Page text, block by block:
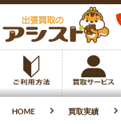
HOME 買取実績